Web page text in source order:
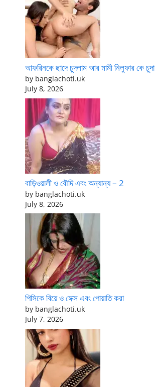
আফরিনকে ছাদে চুদলাম আর মামী নিলুফার কে চুদা
by banglachoti.uk
July 8, 2026
বাড়িওয়ালী ও বৌদি এবং অন্যান্য – 2
by banglachoti.uk
July 8, 2026
পিসিকে বিয়ে ও সেক্স এবং পোয়াতি করা
by banglachoti.uk
July 7, 2026